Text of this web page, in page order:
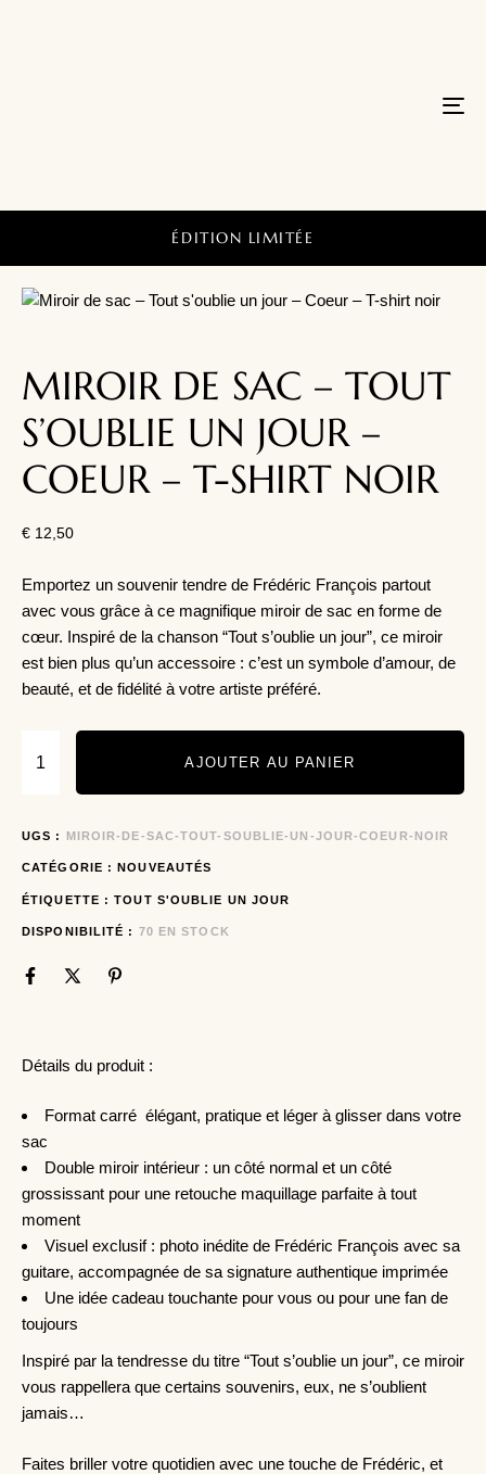
ÉDITION LIMITÉE
MIROIR DE SAC – TOUT
S’OUBLIE UN JOUR –
COEUR – T-SHIRT NOIR
€ 12,50
Emportez un souvenir tendre de Frédéric François partout
avec vous grâce à ce magnifique miroir de sac en forme de
cœur. Inspiré de la chanson “Tout s’oublie un jour”, ce miroir
est bien plus qu’un accessoire : c’est un symbole d’amour, de
beauté, et de fidélité à votre artiste préféré.
AJOUTER AU PANIER
UGS : MIROIR-DE-SAC-TOUT-SOUBLIE-UN-JOUR-COEUR-NOIR
CATÉGORIE : NOUVEAUTÉS
ÉTIQUETTE :TOUT S'OUBLIE UN JOUR
DISPONIBILITÉ : 70 EN STOCK
Détails du produit :
Format carré élégant, pratique et léger à glisser dans votre
sac
Double miroir intérieur : un côté normal et un côté
grossissant pour une retouche maquillage parfaite à tout
moment
Visuel exclusif : photo inédite de Frédéric François avec sa
guitare, accompagnée de sa signature authentique imprimée
Une idée cadeau touchante pour vous ou pour une fan de
toujours
Inspiré par la tendresse du titre “Tout s’oublie un jour”, ce miroir
vous rappellera que certains souvenirs, eux, ne s’oublient
jamais…
Faites briller votre quotidien avec une touche de Frédéric, et